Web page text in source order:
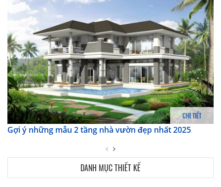
CHI TIẾT
Gợi ý những mẫu 2 tầng nhà vườn đẹp nhất 2025
DANH MỤC THIẾT KẾ